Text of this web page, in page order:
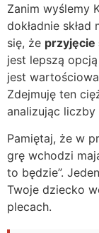
Zanim wyślemy
dokładnie
się, że przyjęcie
jest lepszą
jest
Zdejmuję ten
analizując
Pamiętaj, że w
grę wchodzi
to będzie”.
Twoje dziecko
plecach.